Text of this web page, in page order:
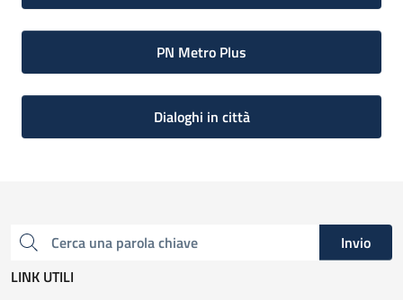
PN Metro Plus
Dialoghi in città
Cerca una parola chiave
Invio
LINK UTILI